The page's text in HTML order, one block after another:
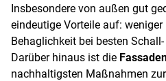
Insbesondere von außen gut
eindeutige Vorteile auf:
Behaglichkeit bei besten
Darüber hinaus ist die
nachhaltigsten Maßnahmen